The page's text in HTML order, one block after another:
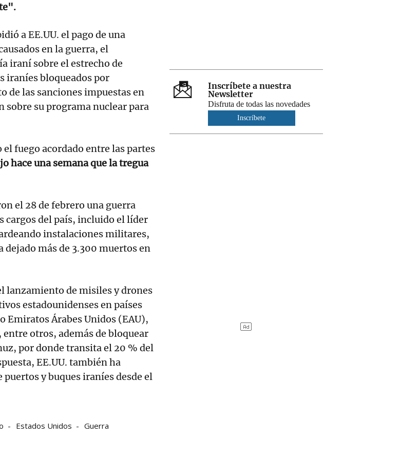
a EE.UU. el pago de una
en la guerra, el
iraní sobre el estrecho de
iraníes bloqueados por
de las sanciones impuestas en
sobre su programa nuclear para
fuego acordado entre las partes
hace una semana que la tregua
el 28 de febrero una guerra
cargos del país, incluido el líder
instalaciones militares,
más de 3.300 muertos en
lanzamiento de misiles y drones
estadounidenses en países
Emiratos Árabes Unidos (EAU),
otros, además de bloquear
por donde transita el 20 % del
EE.UU. también ha
y buques iraníes desde el
Estados Unidos Guerra
Inscríbete a nuestra
Newsletter
Disfruta de todas las novedades
Inscríbete